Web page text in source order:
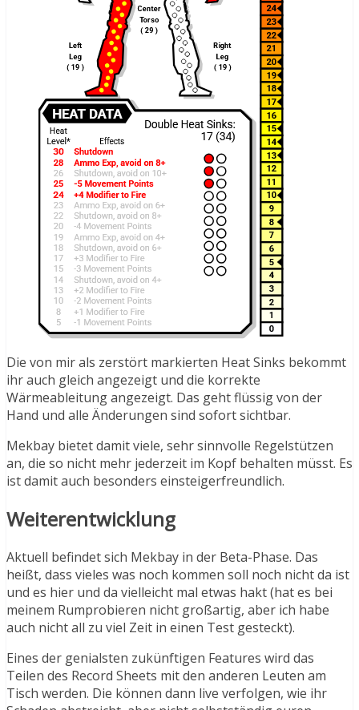
Die von mir als zerstört markierten Heat Sinks bekommt
ihr auch gleich angezeigt und die korrekte
Wärmeableitung angezeigt. Das geht flüssig von der
Hand und alle Änderungen sind sofort sichtbar.
Mekbay bietet damit viele, sehr sinnvolle Regelstützen
an, die so nicht mehr jederzeit im Kopf behalten müsst. Es
ist damit auch besonders einsteigerfreundlich.
Weiterentwicklung
Aktuell befindet sich Mekbay in der Beta-Phase. Das
heißt, dass vieles was noch kommen soll noch nicht da ist
und es hier und da vielleicht mal etwas hakt (hat es bei
meinem Rumprobieren nicht großartig, aber ich habe
auch nicht all zu viel Zeit in einen Test gesteckt).
Eines der genialsten zukünftigen Features wird das
Teilen des Record Sheets mit den anderen Leuten am
Tisch werden. Die können dann live verfolgen, wie ihr